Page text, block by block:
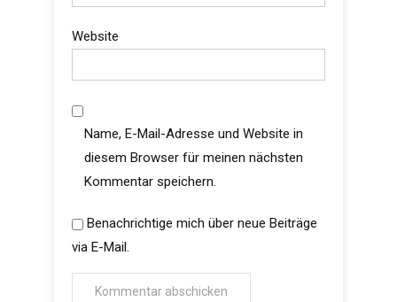
Website
Name, E-Mail-Adresse und Website in
diesem Browser für meinen nächsten
Kommentar speichern.
Benachrichtige mich über neue Beiträge
via E-Mail.